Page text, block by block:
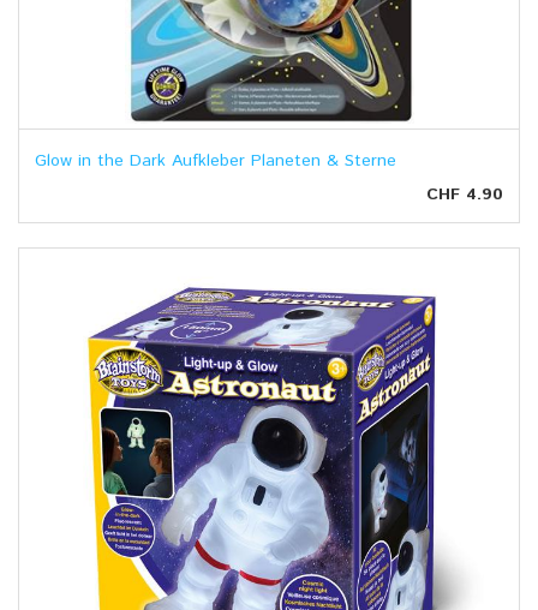
Glow in the Dark Aufkleber Planeten & Sterne
CHF 4.90